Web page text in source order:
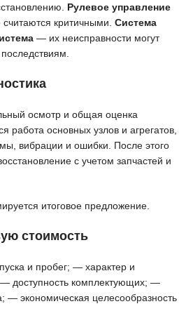
Рулевое управление
критичными. Система
— их неисправности могут
осмотр и общая оценка
работа основных узлов и агрегатов,
вибрации и ошибки. После этого
с учетом запчастей и
итоговое предложение.
стоимость
и пробег; — характер и
— доступность комплектующих; —
— экономическая целесообразность